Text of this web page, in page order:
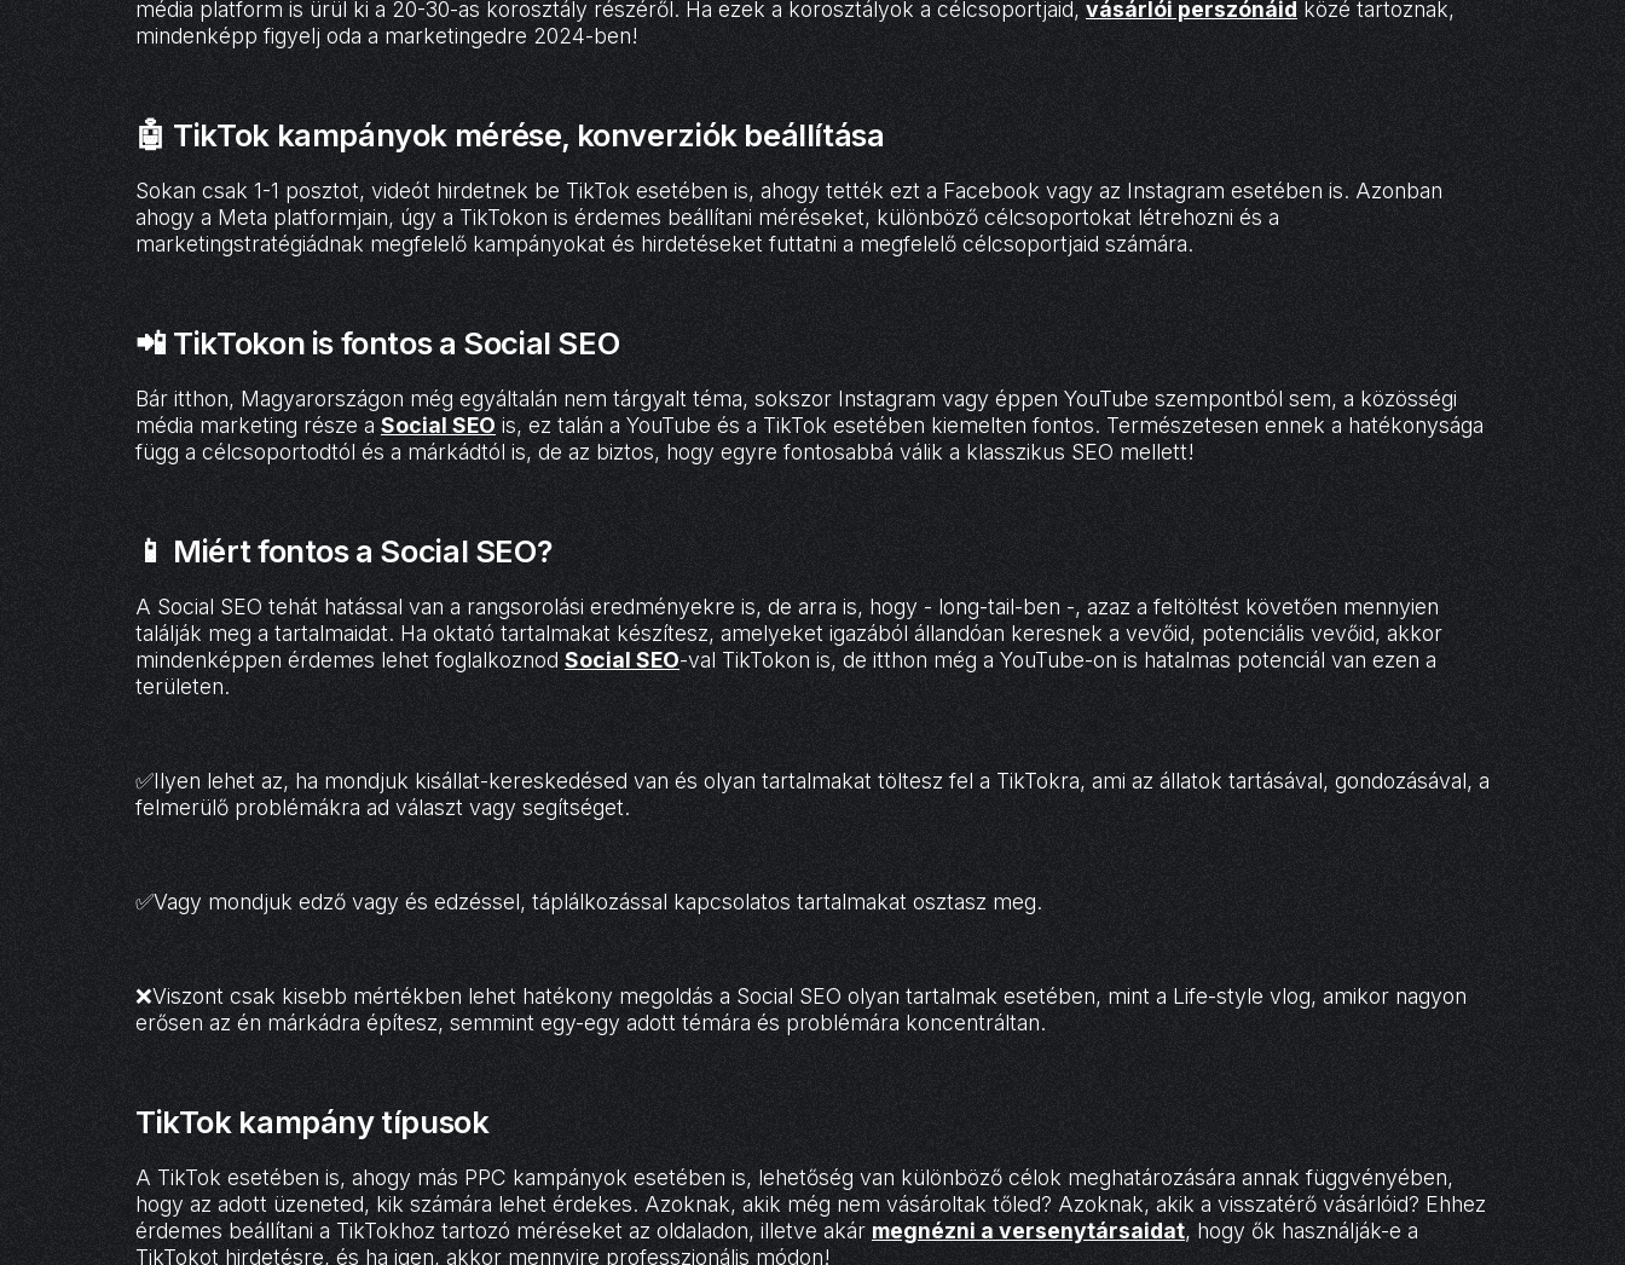
média platform is ürül ki a 20-30-as korosztály részéről. Ha ezek a korosztályok a célcsoportjaid, vásárlói perszónáid közé tartoznak,
mindenképp figyelj oda a marketingedre 2024-ben!
🤖 TikTok kampányok mérése, konverziók beállítása
Sokan csak 1-1 posztot, videót hirdetnek be TikTok esetében is, ahogy tették ezt a Facebook vagy az Instagram esetében is. Azonban
ahogy a Meta platformjain, úgy a TikTokon is érdemes beállítani méréseket, különböző célcsoportokat létrehozni és a
marketingstratégiádnak megfelelő kampányokat és hirdetéseket futtatni a megfelelő célcsoportjaid számára.
📲 TikTokon is fontos a Social SEO
Bár itthon, Magyarországon még egyáltalán nem tárgyalt téma, sokszor Instagram vagy éppen YouTube szempontból sem, a közösségi
média marketing része a Social SEO is, ez talán a YouTube és a TikTok esetében kiemelten fontos. Természetesen ennek a hatékonysága
függ a célcsoportodtól és a márkádtól is, de az biztos, hogy egyre fontosabbá válik a klasszikus SEO mellett!
📱 Miért fontos a Social SEO?
A Social SEO tehát hatással van a rangsorolási eredményekre is, de arra is, hogy - long-tail-ben -, azaz a feltöltést követően mennyien
találják meg a tartalmaidat. Ha oktató tartalmakat készítesz, amelyeket igazából állandóan keresnek a vevőid, potenciális vevőid, akkor
mindenképpen érdemes lehet foglalkoznod Social SEO-val TikTokon is, de itthon még a YouTube-on is hatalmas potenciál van ezen a
területen.
✅Ilyen lehet az, ha mondjuk kisállat-kereskedésed van és olyan tartalmakat töltesz fel a TikTokra, ami az állatok tartásával, gondozásával, a
felmerülő problémákra ad választ vagy segítséget.
✅Vagy mondjuk edző vagy és edzéssel, táplálkozással kapcsolatos tartalmakat osztasz meg.
❌Viszont csak kisebb mértékben lehet hatékony megoldás a Social SEO olyan tartalmak esetében, mint a Life-style vlog, amikor nagyon
erősen az én márkádra építesz, semmint egy-egy adott témára és problémára koncentráltan.
TikTok kampány típusok
A TikTok esetében is, ahogy más PPC kampányok esetében is, lehetőség van különböző célok meghatározására annak függvényében,
hogy az adott üzeneted, kik számára lehet érdekes. Azoknak, akik még nem vásároltak tőled? Azoknak, akik a visszatérő vásárlóid? Ehhez
érdemes beállítani a TikTokhoz tartozó méréseket az oldaladon, illetve akár megnézni a versenytársaidat, hogy ők használják-e a
TikTokot hirdetésre, és ha igen, akkor mennyire professzionális módon!